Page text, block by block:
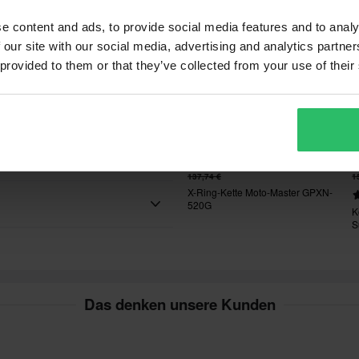
content and ads, to provide social media features and to
site with our social media, advertising and analytics
to them or that they’ve collected from your use of
Dehnung zu reduzieren
137,74 €
X-Ring-Kette Moto-Master GPXN-
520G
Das denken unsere Kunden